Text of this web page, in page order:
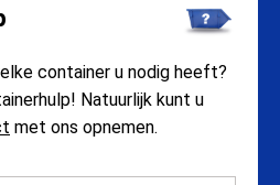
container u nodig heeft?
Natuurlijk kunt u
met ons opnemen.